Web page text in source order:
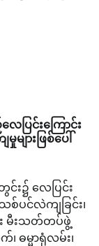
ြင်းကြောင်း
ားဖြစ်ပေါ်
း၌ လေပြင်း
ပင်လဲကျခြင်း၊
း မီးသတ်တပ်ဖွဲ့
ဓမ္မာရုံလမ်း၊